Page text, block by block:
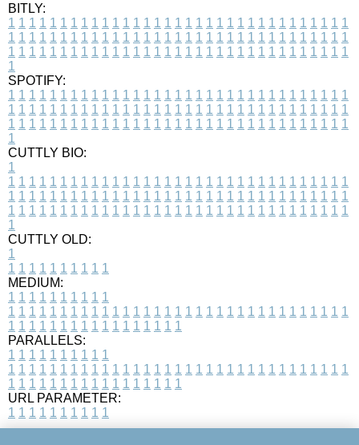
BITLY:
1 1 1 1 1 1 1 1 1 1 1 1 1 1 1 1 1 1 1 1 1 1 1 1 1 1 1 1 1 1 1 1 1
1 1 1 1 1 1 1 1 1 1 1 1 1 1 1 1 1 1 1 1 1 1 1 1 1 1 1 1 1 1 1 1 1
1 1 1 1 1 1 1 1 1 1 1 1 1 1 1 1 1 1 1 1 1 1 1 1 1 1 1 1 1 1 1 1 1
1
SPOTIFY:
1 1 1 1 1 1 1 1 1 1 1 1 1 1 1 1 1 1 1 1 1 1 1 1 1 1 1 1 1 1 1 1 1
1 1 1 1 1 1 1 1 1 1 1 1 1 1 1 1 1 1 1 1 1 1 1 1 1 1 1 1 1 1 1 1 1
1 1 1 1 1 1 1 1 1 1 1 1 1 1 1 1 1 1 1 1 1 1 1 1 1 1 1 1 1 1 1 1 1
1
CUTTLY BIO:
1
1 1 1 1 1 1 1 1 1 1 1 1 1 1 1 1 1 1 1 1 1 1 1 1 1 1 1 1 1 1 1 1 1
1 1 1 1 1 1 1 1 1 1 1 1 1 1 1 1 1 1 1 1 1 1 1 1 1 1 1 1 1 1 1 1 1
1 1 1 1 1 1 1 1 1 1 1 1 1 1 1 1 1 1 1 1 1 1 1 1 1 1 1 1 1 1 1 1 1
1
CUTTLY OLD:
1
1 1 1 1 1 1 1 1 1 1
MEDIUM:
1 1 1 1 1 1 1 1 1 1
1 1 1 1 1 1 1 1 1 1 1 1 1 1 1 1 1 1 1 1 1 1 1 1 1 1 1 1 1 1 1 1 1
1 1 1 1 1 1 1 1 1 1 1 1 1 1 1 1 1
PARALLELS:
1 1 1 1 1 1 1 1 1 1
1 1 1 1 1 1 1 1 1 1 1 1 1 1 1 1 1 1 1 1 1 1 1 1 1 1 1 1 1 1 1 1 1
1 1 1 1 1 1 1 1 1 1 1 1 1 1 1 1 1
URL PARAMETER:
1 1 1 1 1 1 1 1 1 1